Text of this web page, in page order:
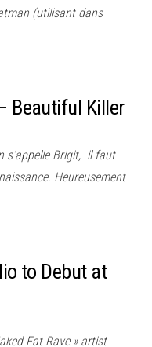
(utilisant dans
Beautiful Killer
s’appelle Brigit, il faut
Heureusement
to Debut at
Fat Rave » artist